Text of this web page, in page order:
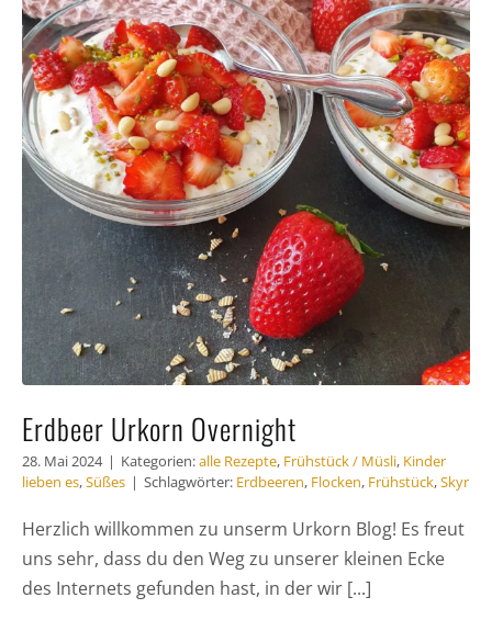
Erdbeer Urkorn Overnight
28. Mai 2024 | Kategorien:alle Rezepte, Frühstück / Müsli, Kinder
lieben es,Süßes | Schlagwörter: Erdbeeren, Flocken, Frühstück,Skyr
Herzlich willkommen zu unserm Urkorn Blog! Es freut
uns sehr, dass du den Weg zu unserer kleinen Ecke
des Internets gefunden hast, in der wir [...]